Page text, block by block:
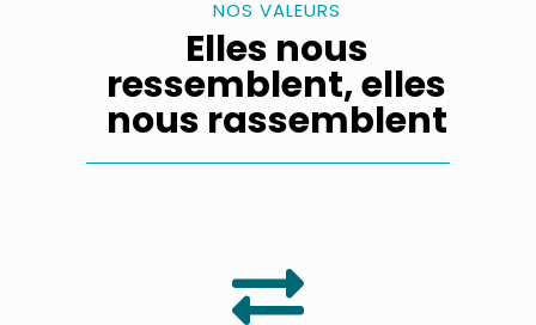
NOS VALEURS
Elles nous
ressemblent, elles
nous rassemblent
